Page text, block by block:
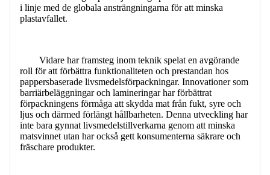
i linje med de globala ansträngningarna för att minska
plastavfallet.
Vidare har framsteg inom teknik spelat en avgörande
roll för att förbättra funktionaliteten och prestandan hos
pappersbaserade livsmedelsförpackningar. Innovationer som
barriärbeläggningar och lamineringar har förbättrat
förpackningens förmåga att skydda mat från fukt, syre och
ljus och därmed förlängt hållbarheten. Denna utveckling har
inte bara gynnat livsmedelstillverkarna genom att minska
matsvinnet utan har också gett konsumenterna säkrare och
fräschare produkter.